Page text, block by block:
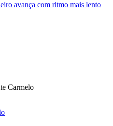
avança com ritmo mais lento
Carmelo